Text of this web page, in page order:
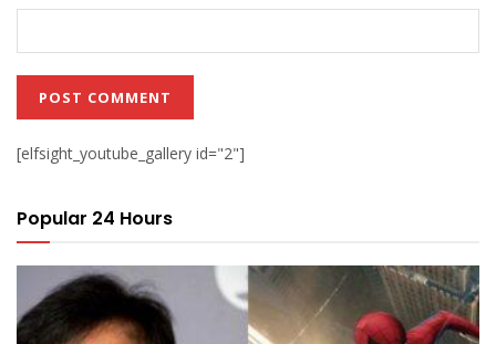
[elfsight_youtube_gallery id="2"]
Popular 24 Hours